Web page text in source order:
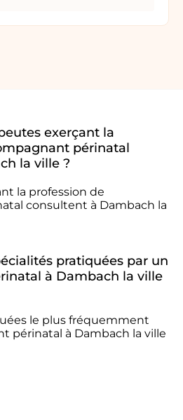
exerçant la
périnatal
la ville ?
la profession de
consultent à Dambach la
pratiquées par un
à Dambach la ville
le plus fréquemment
périnatal à Dambach la ville